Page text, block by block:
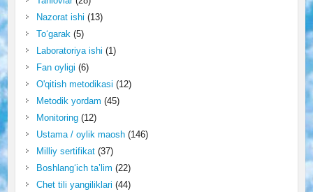
Nazorat ishi (13)
To‘garak(5)
Laboratoriya ishi (1)
Fan oyligi (6)
O'qitish metodikasi (12)
Metodik yordam (45)
Monitoring(12)
Ustama / oylik maosh(146)
Milliy sertifikat(37)
Boshlang‘ich ta’lim (22)
Chet tili yangiliklari (44)